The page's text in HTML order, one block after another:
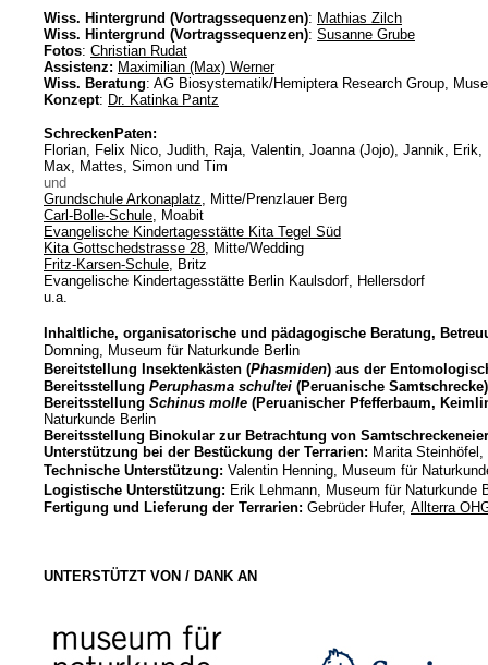
Wiss. Hintergrund (Vortragssequenzen): Mathias Zilch
Wiss. Hintergrund (Vortragssequenzen): Susanne Grube
Fotos: Christian Rudat
Assistenz: Maximilian (Max) Werner
Wiss. Beratung: AG Biosystematik/Hemiptera Research Group,
Konzept: Dr. Katinka Pantz
SchreckenPaten:
Florian, Felix Nico, Judith, Raja, Valentin, Joanna (Jojo), Jannik,
Max, Mattes, Simon und Tim
und
Grundschule Arkonaplatz, Mitte/Prenzlauer Berg
Carl-Bolle-Schule, Moabit
Evangelische Kindertagesstätte Kita Tegel Süd
Kita Gottschedstrasse 28, Mitte/Wedding
Fritz-Karsen-Schule, Britz
Evangelische Kindertagesstätte Berlin Kaulsdorf, Hellersdorf
u.a.
Inhaltliche, organisatorische und pädagogische Beratung,
Domning, Museum für Naturkunde Berlin
Bereitstellung Insektenkästen (Phasmiden) aus der
Bereitsstellung Peruphasma schultei (Peruanische
Bereitsstellung Schinus molle (Peruanischer Pfefferbaum,
Naturkunde Berlin
Bereitsstellung Binokular zur Betrachtung von
Unterstützung bei der Bestückung der Terrarien: Marita
Technische Unterstützung: Valentin Henning, Museum für
Logistische Unterstützung: Erik Lehmann, Museum für Naturkunde
Fertigung und Lieferung der Terrarien: Gebrüder Hufer, Allterra
UNTERSTÜTZT VON / DANK AN